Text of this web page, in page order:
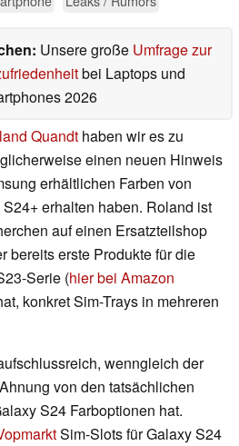
Unsere große Umfrage zur
bei Laptops und
2026
Quandt haben wir es zu
einen neuen Hinweis
erhältlichen Farben von
erhalten haben. Roland ist
auf einen Ersatzteilshop
bereits erste Produkte für die
Serie (hier bei Amazon
konkret Sim-Trays in mehreren
wenngleich der
von den tatsächlichen
S24 Farboptionen hat.
Sim-Slots für Galaxy S24